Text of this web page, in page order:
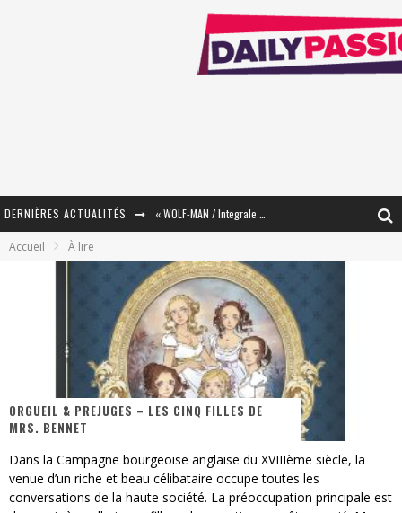
DERNIÈRES ACTUALITÉS
« Mon Village Révolté » - Combattre un Projet !
« Le Béton et le Bambou / Propositions pour Mayotte et le Monde. » - Améliorations !
Star Fox
PsyRiver 2026 : la magie revient sur les rives de l’Aar
« Dr Wertham / L’homme qui étudia les tueurs en série » - Un Métier à Risque !
Assassin's Creed Black Flag Resynced
Accueil À lire
ORGUEIL & PREJUGES – LES CINQ FILLES DE
MRS. BENNET
Dans la Campagne bourgeoise anglaise du XVIIIème siècle, la
venue d’un riche et beau célibataire occupe toutes les
conversations de la haute société. La préoccupation principale est